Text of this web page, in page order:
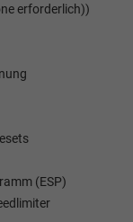
erforderlich))
(ESP)